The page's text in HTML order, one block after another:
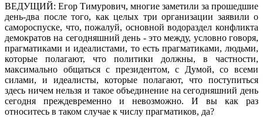
ВЕДУЩИЙ: Егор Тимурович, многие заметили за прошедшие
день-два после того, как целых три организации заявили о
самороспуске, что, пожалуй, основной водораздел конфликта
демократов на сегодняшний день - это между, условно говоря,
прагматиками и идеалистами, то есть прагматиками, людьми,
которые полагают, что политики должны, в частности,
максимально общаться с президентом, с Думой, со всеми
силами, и идеалисты, которые полагают, что поступиться
здесь ничем нельзя и такое объединение на сегодняшний день
сегодня преждевременно и невозможно. И вы как раз
относитесь в таком случае к числу прагматиков, да?